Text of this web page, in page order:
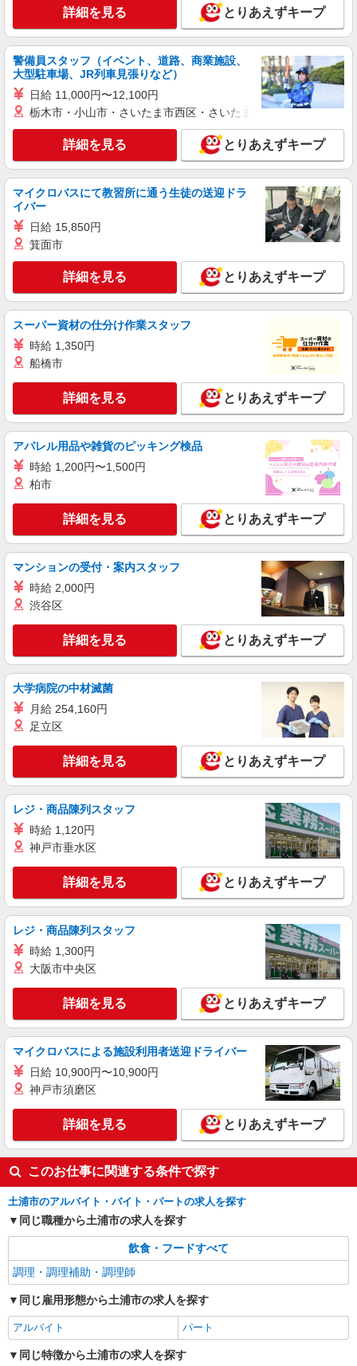
アルバイト パート
すき家の店舗スタッフ（接客・調理・清掃な
時給1,200円 ※高校生時給1,074円
ョッピングセンター3F
キープ 詳細を見る
アルバイト
ピザハット 荒川沖東店
未経験OK！ピザハットピザメイクスタッフ
（インストア）
時給1,100円以上 平日 時給1,100円以上 土日・
祝日 時給1,100円以上
茨城県土浦市荒川沖東2-16-20
キープ 詳細を見る
アルバイト パート
ピザハット 土浦ピアタウン店
未経験OK！ピザハットピザメイクスタッフ
（インストア）
時給1,100円以上 平日 時給1,100円以上 土日・
祝日 時給1,100円以上 高校生 時給1,100円以上
茨城県土浦市真鍋新町18-13 土浦ピアタウン
1F
キープ 詳細を見る
アルバイト パート
すき家 土浦店
すき家の店舗スタッフ（接客・調理・清掃な
ど）
時給1,438円
茨城県土浦市東崎町11-3
詳細を見る
ビッグボーイ 土浦木田余店
キッチン（フード）スタッフ
加給＋100円含む） ※高校生時給1100円 ■土日・
祝手当 土日・祝は時給＋50円 ※高校生は学校か
らの許可が必要な場合、通学中の学校からの許可
詳細を見る
すき家 土浦荒川沖店
すき家の店舗スタッフ（接客・調理・清掃な
時給1,130円 ※22:00〜翌5:00：時給1,413円 ※
高校生時給1,074円 ※早朝手当（5:00〜9:00）時給
＋150円茨城県土浦市荒川沖東2-17-10
キープ 詳細を見る
アルバイト パート
すき家 354号土浦南店
すき家の店舗スタッフ（接客・調理・清掃な
ど）
時給1,150円 ※22:00〜翌5:00：時給1,438円 ※
高校生時給1,074円 ※早朝手当（5:00〜9:00）時給
＋150円
茨城県土浦市永国848-9
キープ 詳細を見る
詳細を見る とりあえずキープ
警備員スタッフ（イベント、道路、商業施設、
大型駐車場、JR列車見張りなど）
日給 11,000円〜12,100円
栃木市・小山市・さいたま市西区・さいたま市岩槻区・久喜市・
詳細を見る とりあえずキープ
マイクロバスにて教習所に通う生徒の送迎ドラ
イバー
日給 15,850円
箕面市
詳細を見る とりあえずキープ
スーパー資材の仕分け作業スタッフ
時給 1,350円
船橋市
詳細を見る とりあえずキープ
アパレル用品や雑貨のピッキング検品
時給 1,200円〜1,500円
柏市
詳細を見る とりあえずキープ
マンションの受付・案内スタッフ
時給 2,000円
渋谷区
詳細を見る とりあえずキープ
大学病院の中材滅菌
月給 254,160円
足立区
詳細を見る とりあえずキープ
レジ・商品陳列スタッフ
時給 1,120円
神戸市垂水区
詳細を見る とりあえずキープ
レジ・商品陳列スタッフ
時給 1,300円
大阪市中央区
詳細を見る とりあえずキープ
マイクロバスによる施設利用者送迎ドライバー
日給 10,900円〜10,900円
神戸市須磨区
詳細を見る とりあえずキープ
このお仕事に関連する条件で探す
土浦市のアルバイト・バイト・パートの求人を探す
同じ職種から土浦市の求人を探す
飲食・フードすべて
調理・調理補助・調理師
同じ雇用形態から土浦市の求人を探す
アルバイト パート
同じ特徴から土浦市の求人を探す